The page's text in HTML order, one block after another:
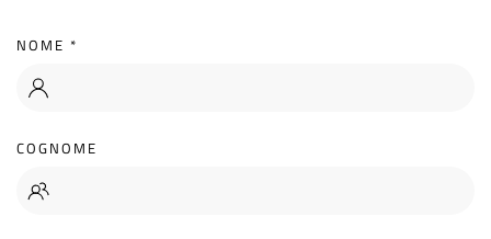
NOME *
COGNOME